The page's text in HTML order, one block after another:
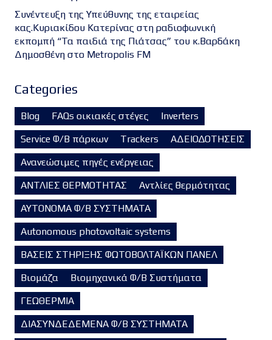
Συνέντευξη της Υπεύθυνης της εταιρείας
κας.Κυριακίδου Κατερίνας στη ραδιοφωνική
εκπομπή “Τα παιδιά της Πιάτσας” του κ.Βαρδάκη
Δημοσθένη στο Metropolis FM
Categories
Blog FAQs οικιακές στέγες
Inverters
Service Φ/Β πάρκων
Trackers
ΑΔΕΙΟΔΟΤΗΣΕΙΣ
Ανανεώσιμες πηγές ενέργειας
ΑΝΤΛΙΕΣ ΘΕΡΜΟΤΗΤΑΣ
Αντλίες θερμότητας
ΑΥΤΟΝΟΜΑ Φ/Β ΣΥΣΤΗΜΑΤΑ
Autonomous photovoltaic systems
ΒΑΣΕΙΣ ΣΤΗΡΙΞΗΣ ΦΩΤΟΒΟΛΤΑΪΚΩΝ ΠΑΝΕΛ
Βιομάζα
Βιομηχανικά Φ/Β Συστήματα
ΓΕΩΘΕΡΜΙΑ
ΔΙΑΣΥΝΔΕΔΕΜΕΝΑ Φ/Β ΣΥΣΤΗΜΑΤΑ